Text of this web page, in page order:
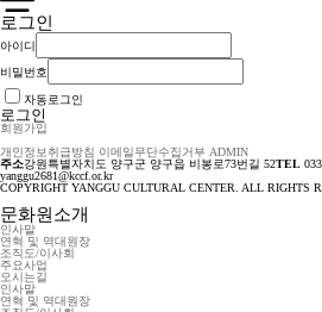
로그인
아이디
비밀번호
자동로그인
로그인
회원가입
개인정보취급방침 이메일무단수집거부 ADMIN
주소강원특별자치도 양구군 양구읍 비봉로73번길 52TEL
yanggu2681@kccf.or.kr
COPYRIGHT YANGGU CULTURAL CENTER. ALL RIGHTS
문화원소개
인사말
연혁 및 역대원장
조직도/이사회
주요사업
오시는길
인사말
연혁 및 역대원장